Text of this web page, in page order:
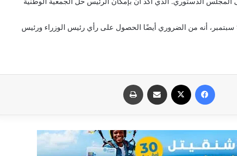
وحدد الزعيم السنغالي في رسالة مؤرخة 9 سبتمبر، أنه من الضروري أيضًا الحصول على رأي رئيس الوزراء ورئيس
فيسبوك مشاركة عبر البريد